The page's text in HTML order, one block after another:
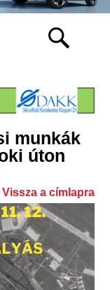
munkák
úton
Vissza a címlapra